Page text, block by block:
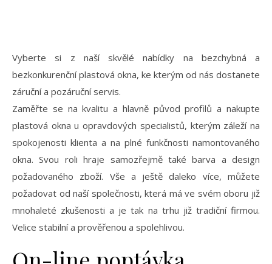
Vyberte si z naší skvělé nabídky na bezchybná a
bezkonkurenční plastová okna, ke kterým od nás dostanete
záruční a pozáruční servis.
Zaměřte se na kvalitu a hlavně původ profilů a nakupte
plastová okna u opravdových specialistů, kterým záleží na
spokojenosti klienta a na plné funkčnosti namontovaného
okna. Svou roli hraje samozřejmě také barva a design
požadovaného zboží. Vše a ještě daleko více, můžete
požadovat od naší společnosti, která má ve svém oboru již
mnohaleté zkušenosti a je tak na trhu již tradiční firmou.
Velice stabilní a prověřenou a spolehlivou.